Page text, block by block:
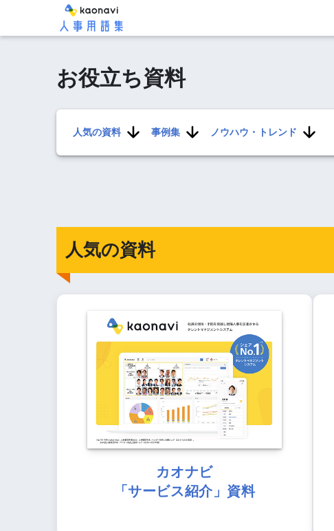
お役立ち資料
人気の資料 事例集 ノウハウ・トレンド
人気の資料
カオナビ
「サービス紹介」資料